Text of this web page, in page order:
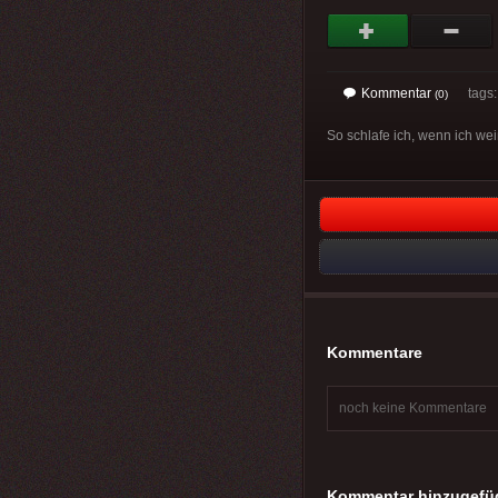
Kommentar (0) tags:
So schlafe ich, wenn ich
Kommentare
noch keine Kommentare